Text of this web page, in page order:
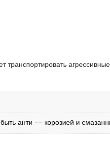
анти -- корозией и